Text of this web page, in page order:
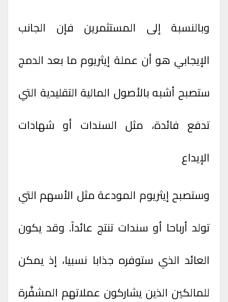
وبالنسبة إلى المستثمرين فإن الجانب
الإيجابي هو أن عملة إيثريوم ما بعد الدمج
ستصبح أشبه بالأصول المالية التقليدية التي
تدفع فائدة، مثل السندات أو شهادات
الإيداع
وستصبح إيثريوم المودعة مثل الأسهم التي
تولد أرباحا أو سندات تنتج عائداً. وقد يكون
العائد الذي ستوفره جذابا نسبيا، إذ يمكن
للمالكين الذين يشاركون عملاتهم المشفَّرة